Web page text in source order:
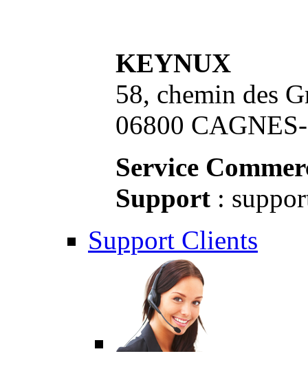
KEYNUX
58, chemin des
06800
Service
Support :
Support Clients